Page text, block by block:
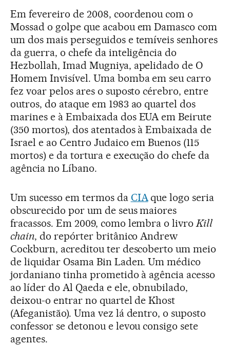
Em fevereiro de 2008, coordenou com o
Mossad o golpe que acabou em Damasco com
um dos mais perseguidos e temíveis senhores
da guerra, o chefe da inteligência do
Hezbollah, Imad Mugniya, apelidado de O
Homem Invisível. Uma bomba em seu carro
fez voar pelos ares o suposto cérebro, entre
outros, do ataque em 1983 ao quartel dos
marines e à Embaixada dos EUA em Beirute
(350 mortos), dos atentados à Embaixada de
Israel e ao Centro Judaico em Buenos (115
mortos) e da tortura e execução do chefe da
agência no Líbano.
Um sucesso em termos da CIAque logo seria
obscurecido por um de seus maiores
fracassos. Em 2009, como lembra o livroKill
chain, do repórter britânico Andrew
Cockburn, acreditou ter descoberto um meio
de liquidar Osama Bin Laden. Um médico
jordaniano tinha prometido à agência acesso
ao líder do Al Qaeda e ele, obnubilado,
deixou-o entrar no quartel de Khost
(Afeganistão). Uma vez lá dentro, o suposto
confessor se detonou e levou consigo sete
agentes.